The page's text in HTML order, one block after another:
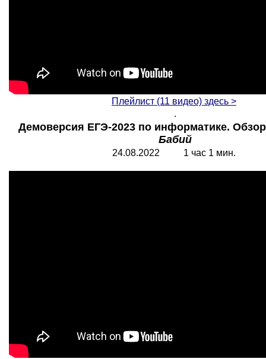
Плейлист (11 видео) здесь >
.
Демоверсия ЕГЭ-2023 по информатике.
Бабий
24.08.2022 1 час 1 мин.